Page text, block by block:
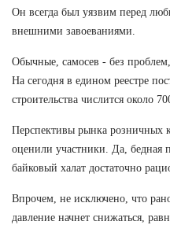
Он всегда был уязвим перед
внешними завоеваниями.
Обычные, самосев - без
На сегодня в едином реестре
строительства числится около
Перспективы рынка розничных
оценили участники. Да, бедная
байковый халат достаточно
Впрочем, не исключено, что
давление начнет снижаться,